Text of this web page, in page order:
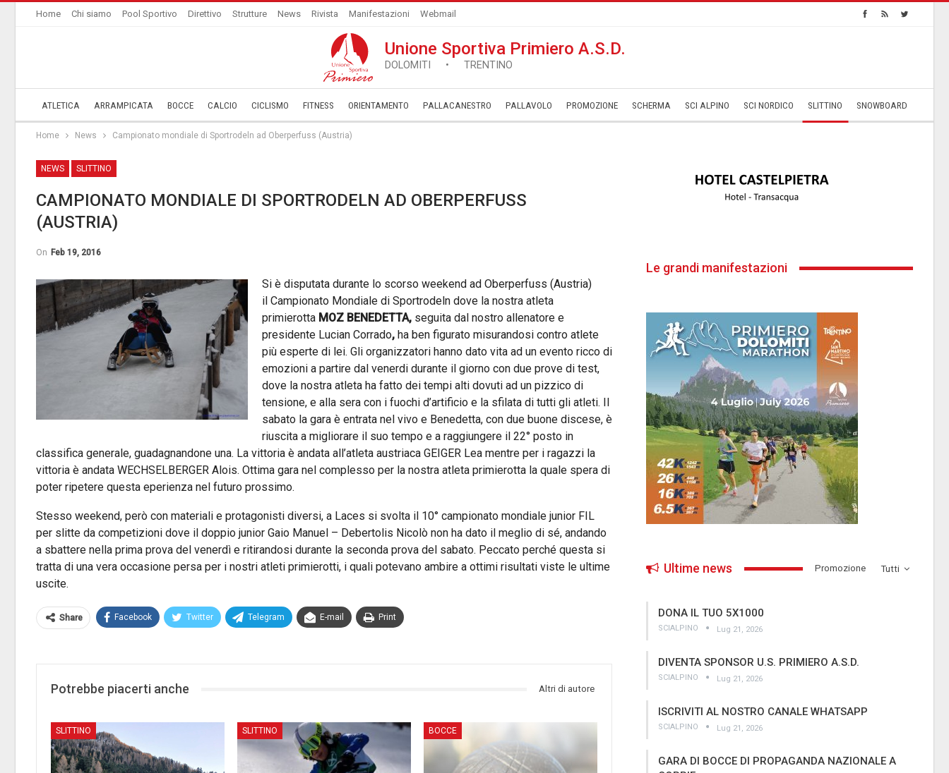
Home Chi siamo Pool Sportivo Direttivo Strutture News Rivista Manifestazioni Webmail
Unione Sportiva Primiero A.S.D.
DOLOMITI • TRENTINO
ATLETICA ARRAMPICATA BOCCE CALCIO CICLISMO FITNESS ORIENTAMENTO PALLACANESTRO PALLAVOLO ­PROMOZIONE SCHERMA SCI ALPINO SCI NORDICO SLITTINO SNOWBOARD
Home News Campionato mondiale di Sportrodeln ad Oberperfuss (Austria)
NEWS SLITTINO
CAMPIONATO MONDIALE DI SPORTRODELN AD OBERPERFUSS
(AUSTRIA)
On Feb 19, 2016
Si è disputata durante lo scorso weekend ad Oberperfuss (Austria)
il Campionato Mondiale di Sportrodeln dove la nostra atleta
primierotta MOZ BENEDETTA, seguita dal nostro allenatore e
presidente Lucian Corrado, ha ben figurato misurandosi contro atlete
più esperte di lei. Gli organizzatori hanno dato vita ad un evento ricco di
emozioni a partire dal venerdi durante il giorno con due prove di test,
dove la nostra atleta ha fatto dei tempi alti dovuti ad un pizzico di
tensione, e alla sera con i fuochi d’artificio e la sfilata di tutti gli atleti. Il
sabato la gara è entrata nel vivo e Benedetta, con due buone discese, è
riuscita a migliorare il suo tempo e a raggiungere il 22° posto in
classifica generale, guadagnandone una. La vittoria è andata all’atleta austriaca GEIGER Lea mentre per i ragazzi la
vittoria è andata WECHSELBERGER Alois. Ottima gara nel complesso per la nostra atleta primierotta la quale spera di
poter ripetere questa eperienza nel futuro prossimo.
Stesso weekend, però con materiali e protagonisti diversi, a Laces si svolta il 10° campionato mondiale junior FIL
per slitte da competizioni dove il doppio junior Gaio Manuel – Debertolis Nicolò non ha dato il meglio di sé, andando
a sbattere nella prima prova del venerdì e ritirandosi durante la seconda prova del sabato. Peccato perché questa si
tratta di una vera occasione persa per i nostri atleti primierotti, i quali potevano ambire a ottimi risultati viste le ultime
uscite.
Share Facebook Twitter Telegram E-mail Print
Potrebbe piacerti anche Altri di autore
SLITTINO SLITTINO BOCCE
Le grandi manifestazioni
Tutti
Ultime news ­Promozione
DONA IL TUO 5X1000
SCIALPINO Lug 21, 2026
DIVENTA SPONSOR U.S. PRIMIERO A.S.D.
SCIALPINO Lug 21, 2026
ISCRIVITI AL NOSTRO CANALE WHATSAPP
SCIALPINO Lug 21, 2026
GARA DI BOCCE DI PROPAGANDA NAZIONALE A